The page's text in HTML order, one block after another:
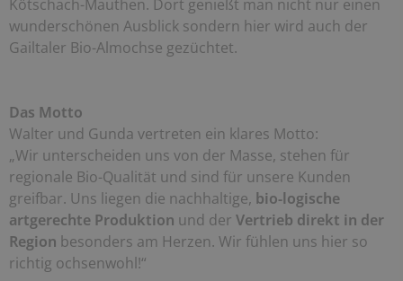
Kötschach-Mauthen. Dort genießt man nicht nur einen
wunderschönen Ausblick sondern hier wird auch der
Gailtaler Bio-Almochse gezüchtet.
Das Motto
Walter und Gunda vertreten ein klares Motto:
„Wir unterscheiden uns von der Masse, stehen für
regionale Bio-Qualität und sind für unsere Kunden
greifbar. Uns liegen die nachhaltige, bio-logische
artgerechte Produktion und der Vertrieb direkt in der
Region besonders am Herzen. Wir fühlen uns hier so
richtig ochsenwohl!“